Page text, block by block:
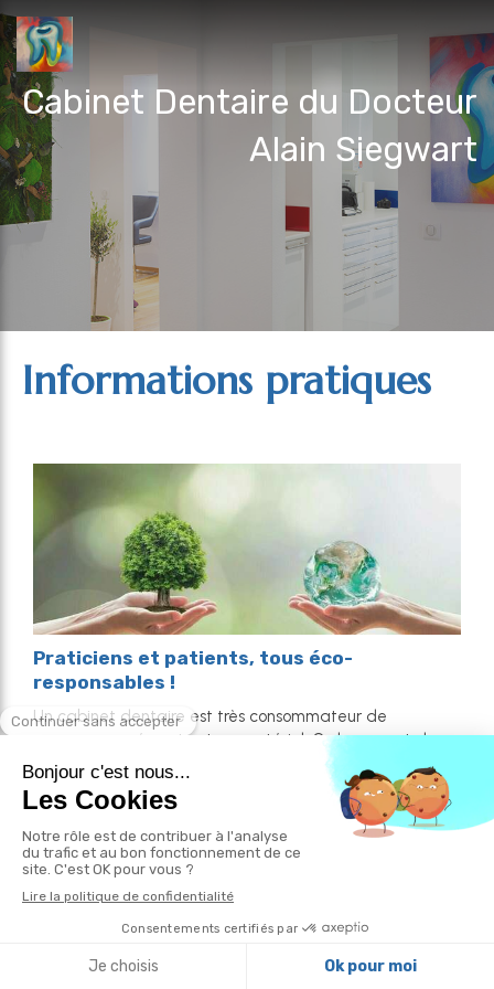
Cabinet Dentaire du Docteur
Alain Siegwart
Informations pratiques
Praticiens et patients, tous éco-
responsables !
Un cabinet dentaire est très consommateur de
ressources en énergie et en matériel. Or, le respect de
l’environnement est devenu l’affaire de tous.
Si vous passez vos vacances à l’étranger...